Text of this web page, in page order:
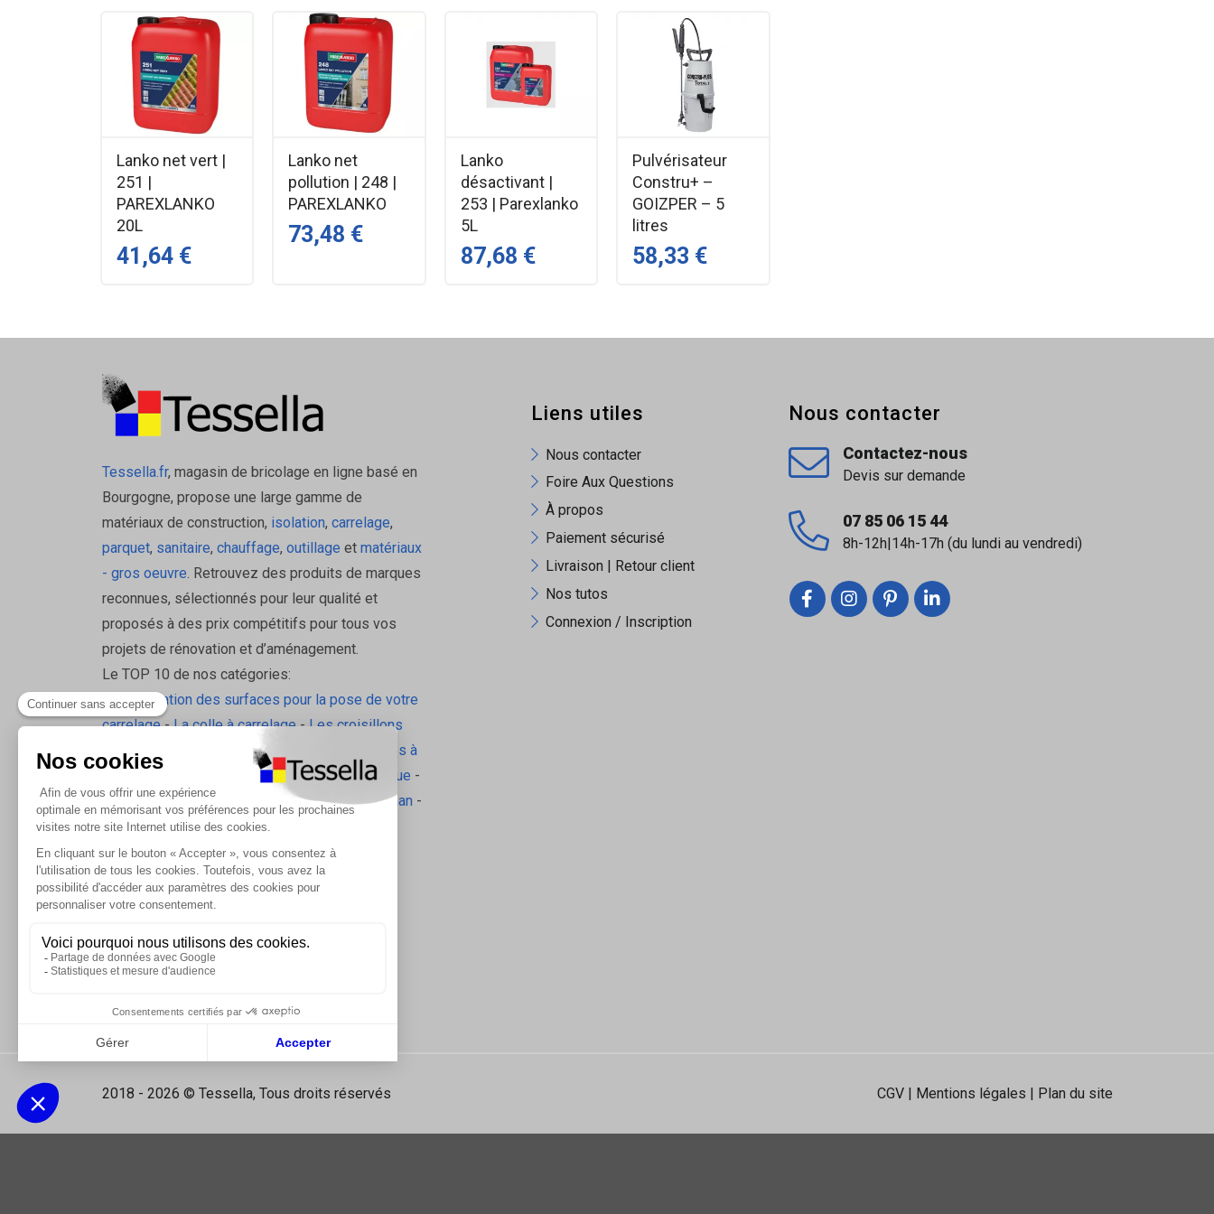
Fiche technique
Fiche de sécurité
Retrouvez tous les produits de la marque Dalep en cliquant
Lanko net vert |
251 |
PAREXLANKO
20L
41,64 €
Lanko net
pollution | 248 |
PAREXLANKO
73,48 €
Lanko
désactivant |
253 | Parexlanko
5L
87,68 €
Pulvérisateur
Constru+ –
GOIZPER – 5
litres
58,33 €
Tessella.fr, magasin de bricolage en ligne basé en
Bourgogne, propose une large gamme de
matériaux de construction, isolation, carrelage,
parquet, sanitaire, chauffage, outillage et matériaux
- gros oeuvre . Retrouvez des produits de marques
reconnues, sélectionnés pour leur qualité et
proposés à des prix compétitifs pour tous vos
projets de rénovation et d’aménagement.
Le TOP 10 de nos catégories:
La préparation des surfaces pour la pose de votre
carrelage-La colle à carrelage- Les croisillons
pavilift
Le carrelage sol intérieur
Les plinthes à
-L'isolation écologique -
Les accessoires d'isolation
Radiateurs Brugman -
Les tablettes de douche
Liens utiles
Nous contacter
Foire Aux Questions
À propos
Paiement sécurisé
Livraison | Retour client
Nos tutos
Connexion / Inscription
Nous contacter
Contactez-nous
Devis sur demande
07 85 06 15 44
8h-12h|14h-17h (du lundi au vendredi)
2018 - 2026 © Tessella, Tous droits réservés CGV| Mentions légales | Plan du site